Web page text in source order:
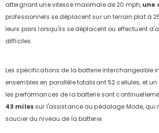
Save€500.00
atteignant une vitesse maximale de 20 mph, une
professionnels se déplacent sur un terrain plat à
leurs pairs lorsqu'ils se déplacent ou effectuent
difficiles.
Les spécifications de la batterie interchangeable
ensembles en parallèle totalisant 52 cellules, et
les performances de la batterie sont
43 milessur l'assistance au pédalage Mode, qui
soucier du niveau de la batterie.